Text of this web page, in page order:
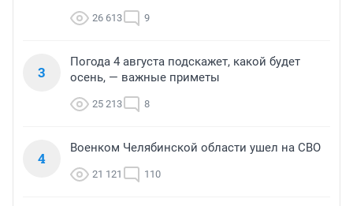
26 613 9
3
Погода 4 августа подскажет, какой будет
осень, — важные приметы
25 213 8
4
Военком Челябинской области ушел на СВО
21 121 110